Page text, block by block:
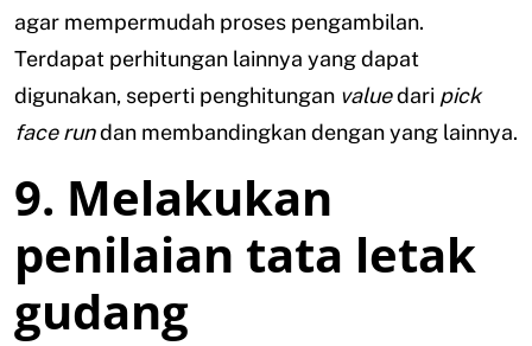
agar mempermudah proses pengambilan.
Terdapat perhitungan lainnya yang dapat
digunakan, seperti penghitungan valuedari pick
face rundan membandingkan dengan yang lainnya.
9. Melakukan
penilaian tata letak
gudang